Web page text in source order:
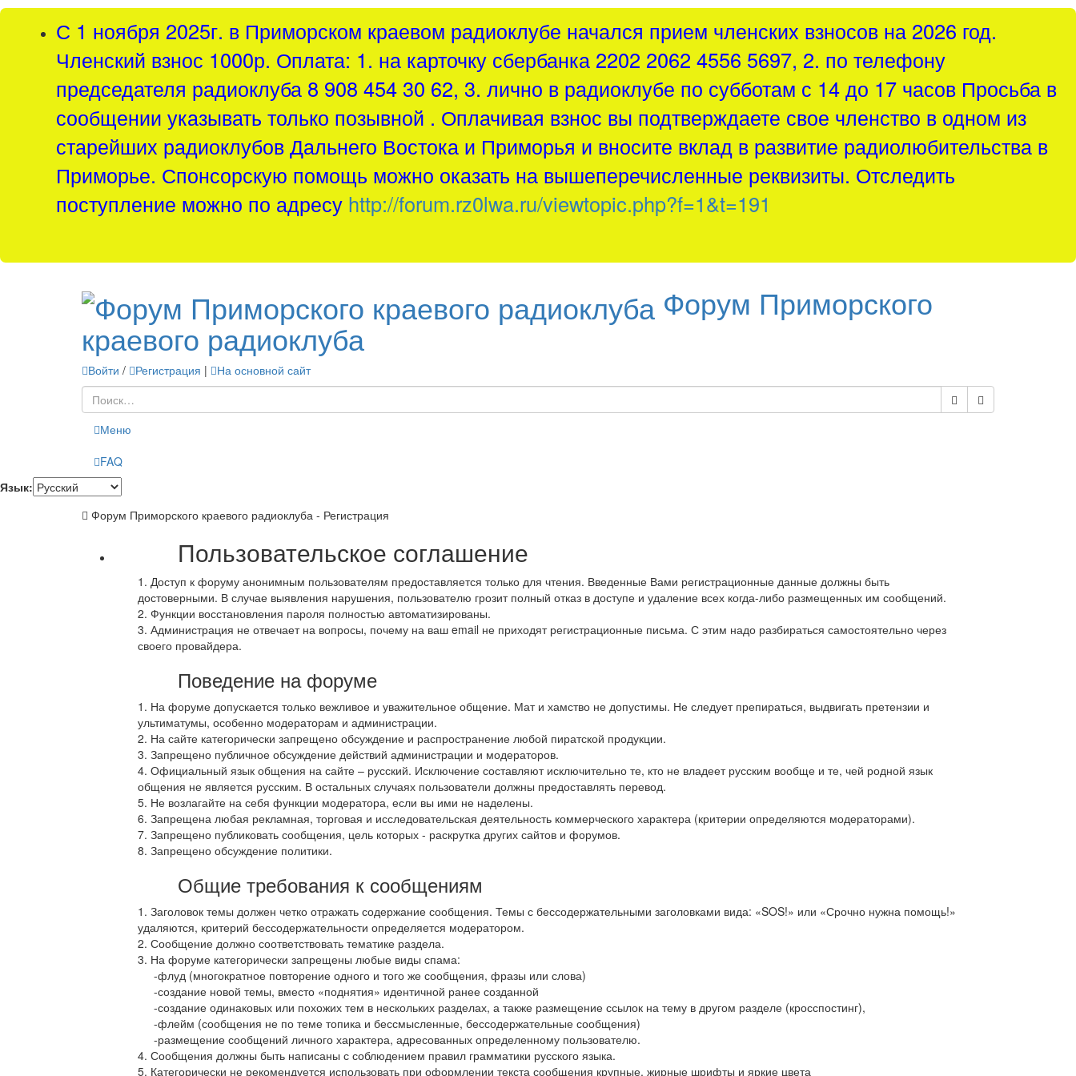
С 1 ноября 2025г. в Приморском краевом радиоклубе начался прием членских взносов на 2026 год.
Членский взнос 1000р. Оплата: 1. на карточку сбербанка 2202 2062 4556 5697, 2. по телефону
председателя радиоклуба 8 908 454 30 62, 3. лично в радиоклубе по субботам с 14 до 17 часов Просьба в
сообщении указывать только позывной . Оплачивая взнос вы подтверждаете свое членство в одном из
старейших радиоклубов Дальнего Востока и Приморья и вносите вклад в развитие радиолюбительства в
Приморье. Спонсорскую помощь можно оказать на вышеперечисленные реквизиты. Отследить
поступление можно по адресу http://forum.rz0lwa.ru/viewtopic.php?f=1&t=191
Форум Приморского
краевого радиоклуба
Войти / Регистрация | На основной сайт
Меню
FAQ
Язык:
Форум Приморского краевого радиоклуба - Регистрация
Пользовательское соглашение
1. Доступ к форуму анонимным пользователям предоставляется только для чтения. Введенные Вами регистрационные данные должны быть
достоверными. В случае выявления нарушения, пользователю грозит полный отказ в доступе и удаление всех когда-либо размещенных им сообщений.
2. Функции восстановления пароля полностью автоматизированы.
3. Администрация не отвечает на вопросы, почему на ваш email не приходят регистрационные письма. С этим надо разбираться самостоятельно через
своего провайдера.
Поведение на форуме
1. На форуме допускается только вежливое и уважительное общение. Мат и хамство не допустимы. Не следует препираться, выдвигать претензии и
ультиматумы, особенно модераторам и администрации.
2. На сайте категорически запрещено обсуждение и распространение любой пиратской продукции.
3. Запрещено публичное обсуждение действий администрации и модераторов.
4. Официальный язык общения на сайте – русский. Исключение составляют исключительно те, кто не владеет русским вообще и те, чей родной язык
общения не является русским. В остальных случаях пользователи должны предоставлять перевод.
5. Не возлагайте на себя функции модератора, если вы ими не наделены.
6. Запрещена любая рекламная, торговая и исследовательская деятельность коммерческого характера (критерии определяются модераторами).
7. Запрещено публиковать сообщения, цель которых - раскрутка других сайтов и форумов.
8. Запрещено обсуждение политики.
Общие требования к сообщениям
1. Заголовок темы должен четко отражать содержание сообщения. Темы с бессодержательными заголовками вида: «SOS!» или «Срочно нужна помощь!»
удаляются, критерий бессодержательности определяется модератором.
2. Сообщение должно соответствовать тематике раздела.
3. На форуме категорически запрещены любые виды спама:
-флуд (многократное повторение одного и того же сообщения, фразы или слова)
-создание новой темы, вместо «поднятия» идентичной ранее созданной
-создание одинаковых или похожих тем в нескольких разделах, а также размещение ссылок на тему в другом разделе (кросспостинг),
-флейм (сообщения не по теме топика и бессмысленные, бессодержательные сообщения)
-размещение сообщений личного характера, адресованных определенному пользователю.
4. Сообщения должны быть написаны с соблюдением правил грамматики русского языка.
5. Категорически не рекомендуется использовать при оформлении текста сообщения крупные, жирные шрифты и яркие цвета